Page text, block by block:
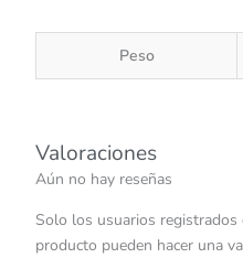
Peso
Valoraciones
Aún no hay reseñas
Solo los usuarios registrados
producto pueden hacer una